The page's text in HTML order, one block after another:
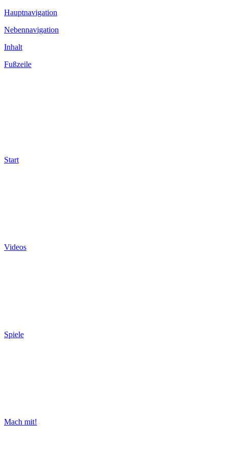
Hauptnavigation
Nebennavigation
Inhalt
Fußzeile
Start
Videos
Spiele
Mach mit!